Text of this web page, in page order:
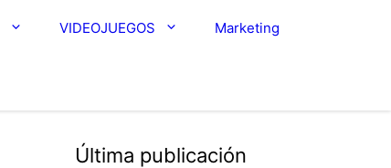
VIDEOJUEGOS Marketing
Última publicación